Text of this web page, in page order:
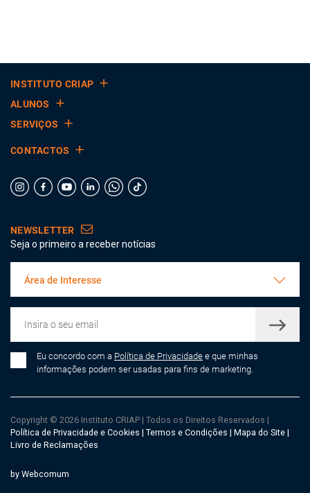
INSTITUTO CRIAP
ALUNOS
SERVIÇOS
CONTACTOS
NEWSLETTER
Seja o primeiro a receber notícias
Área de Interesse
Eu concordo com a Política de Privacidade e que minhas
informações podem ser usadas para fins de marketing.
Copyright © 2026 Instituto CRIAP | Todos os Direitos Reservados |
Política de Privacidade e Cookies | Termos e Condições | Mapa do Site |
Livro de Reclamações
by Webcomum